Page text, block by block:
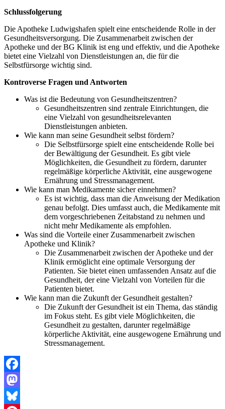
Schlussfolgerung
Die Apotheke Ludwigshafen spielt eine entscheidende Rolle in der
Gesundheitsversorgung. Die Zusammenarbeit zwischen der
Apotheke und der BG Klinik ist eng und effektiv, und die Apotheke
bietet eine Vielzahl von Dienstleistungen an, die für die
Selbstfürsorge wichtig sind.
Kontroverse Fragen und Antworten
Was ist die Bedeutung von Gesundheitszentren?
Gesundheitszentren sind zentrale Einrichtungen, die
eine Vielzahl von gesundheitsrelevanten
Dienstleistungen anbieten.
Wie kann man seine Gesundheit selbst fördern?
Die Selbstfürsorge spielt eine entscheidende Rolle bei
der Bewältigung der Gesundheit. Es gibt viele
Möglichkeiten, die Gesundheit zu fördern, darunter
regelmäßige körperliche Aktivität, eine ausgewogene
Ernährung und Stressmanagement.
Wie kann man Medikamente sicher einnehmen?
Es ist wichtig, dass man die Anweisung der Medikation
genau befolgt. Dies umfasst auch, die Medikamente mit
dem vorgeschriebenen Zeitabstand zu nehmen und
nicht mehr Medikamente als empfohlen.
Was sind die Vorteile einer Zusammenarbeit zwischen
Apotheke und Klinik?
Die Zusammenarbeit zwischen der Apotheke und der
Klinik ermöglicht eine optimale Versorgung der
Patienten. Sie bietet einen umfassenden Ansatz auf die
Gesundheit, der eine Vielzahl von Vorteilen für die
Patienten bietet.
Wie kann man die Zukunft der Gesundheit gestalten?
Die Zukunft der Gesundheit ist ein Thema, das ständig
im Fokus steht. Es gibt viele Möglichkeiten, die
Gesundheit zu gestalten, darunter regelmäßige
körperliche Aktivität, eine ausgewogene Ernährung und
Stressmanagement.
Facebook
Mastodon